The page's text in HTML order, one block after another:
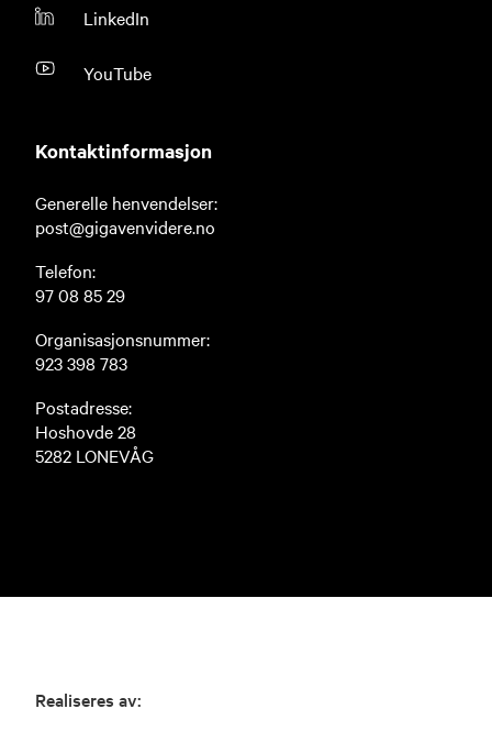
LinkedIn
YouTube
Kontaktinformasjon
Generelle henvendelser:
post@gigavenvidere.no
Telefon:
97 08 85 29
Organisasjonsnummer:
923 398 783
Postadresse:
Hoshovde 28
5282 LONEVÅG
Realiseres av: